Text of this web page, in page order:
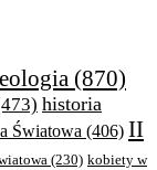
(870)
historia
Światowa (406) II
(230) kobiety w